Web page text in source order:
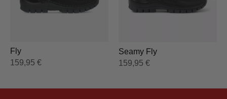
Fly
159,95 €
Seamy Fly
159,95 €